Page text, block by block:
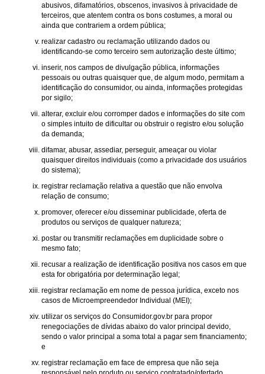
abusivos, difamatórios, obscenos, invasivos à privacidade de
terceiros, que atentem contra os bons costumes, a moral ou
ainda que contrariem a ordem pública;
realizar cadastro ou reclamação utilizando dados ou
identificando-se como terceiro sem autorização deste último;
inserir, nos campos de divulgação pública, informações
pessoais ou outras quaisquer que, de algum modo, permitam a
identificação do consumidor, ou ainda, informações protegidas
por sigilo;
alterar, excluir e/ou corromper dados e informações do site com
o simples intuito de dificultar ou obstruir o registro e/ou solução
da demanda;
difamar, abusar, assediar, perseguir, ameaçar ou violar
quaisquer direitos individuais (como a privacidade dos usuários
do sistema);
registrar reclamação relativa a questão que não envolva
relação de consumo;
promover, oferecer e/ou disseminar publicidade, oferta de
produtos ou serviços de qualquer natureza;
postar ou transmitir reclamações em duplicidade sobre o
mesmo fato;
recusar a realização de identificação positiva nos casos em que
esta for obrigatória por determinação legal;
registrar reclamação em nome de pessoa jurídica, exceto nos
casos de Microempreendedor Individual (MEI);
utilizar os serviços do Consumidor.gov.br para propor
renegociações de dívidas abaixo do valor principal devido,
sendo o valor principal a soma total a pagar sem financiamento;
e
registrar reclamação em face de empresa que não seja